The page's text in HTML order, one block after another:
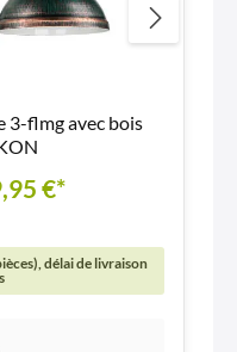
3-flmg avec bois
€*
délai de livraison